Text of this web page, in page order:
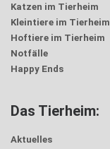
Katzen im Tierheim
Kleintiere im Tierheim
Hoftiere im Tierheim
Notfälle
Happy Ends
Das Tierheim:
Aktuelles